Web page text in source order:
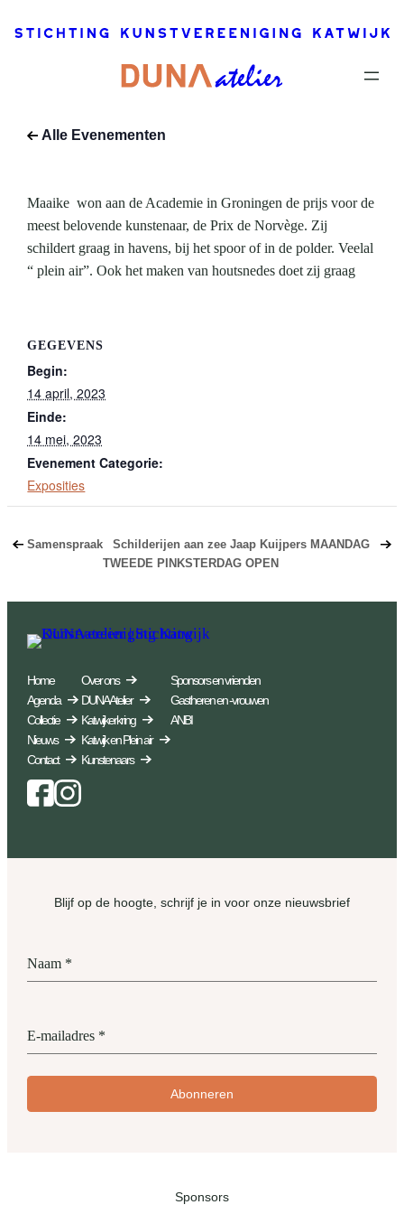
Alle Evenementen
2023– 14
is voorbij.
Maaike won aan de Academie in Groningen de prijs voor de
meest belovende kunstenaar, de Prix de Norvège. Zij
schildert graag in havens, bij het spoor of in de polder. Veelal
“ plein air”. Ook het maken van houtsnedes doet zij graag
GEGEVENS
Begin:
14 april, 2023
Einde:
14 mei, 2023
Evenement Categorie:
Exposities
Samenspraak
Schilderijen aan zee Jaap Kuijpers MAANDAG
TWEEDE PINKSTERDAG OPEN
Home
Agenda
Collectie
Nieuws
Contact
Facebook Instagram
Over ons
DUNA Atelier
Katwijkerkring
Katwijk en Plein air
Kunstenaars
Sponsors en vrienden
Gastheren en -vrouwen
ANBI
Blijf op de hoogte, schrijf je in voor onze nieuwsbrief
Naam *
E-mailadres *
Abonneren
Sponsors